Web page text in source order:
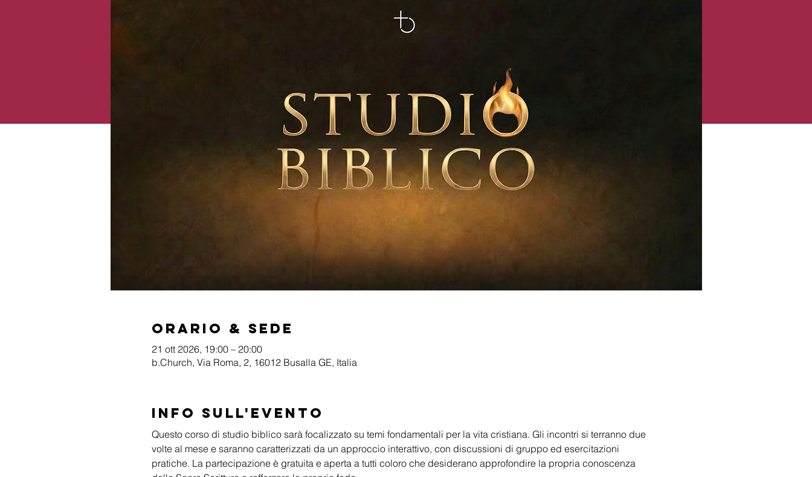
Orario & Sede
21 ott 2026, 19:00 – 20:00
b.Church, Via Roma, 2, 16012 Busalla GE, Italia
Info sull'evento
Questo corso di studio biblico sarà focalizzato su temi fondamentali per la vita cristiana. Gli incontri si terranno due
volte al mese e saranno caratterizzati da un approccio interattivo, con discussioni di gruppo ed esercitazioni
pratiche. La partecipazione è gratuita e aperta a tutti coloro che desiderano approfondire la propria conoscenza